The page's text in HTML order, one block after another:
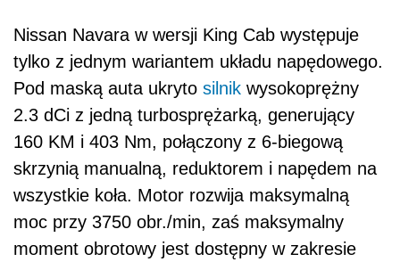
Nissan Navara w wersji King Cab występuje
tylko z jednym wariantem układu napędowego.
Pod maską auta ukryto silnik wysokoprężny
2.3 dCi z jedną turbosprężarką, generujący
160 KM i 403 Nm, połączony z 6-biegową
skrzynią manualną, reduktorem i napędem na
wszystkie koła. Motor rozwija maksymalną
moc przy 3750 obr./min, zaś maksymalny
moment obrotowy jest dostępny w zakresie